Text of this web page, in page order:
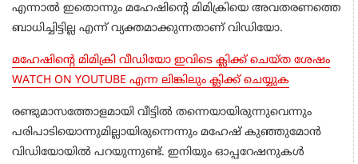
എന്നാൽ ഇതൊന്നും മഹേഷിന്റെ മിമിക്രിയെ അവതരണത്തെ
ബാധിച്ചിട്ടില്ല എന്ന് വ്യക്തമാക്കുന്നതാണ് വിഡിയോ. ​
മഹേഷിന്റെ മിമിക്രി വീഡിയോ ഇവിടെ ക്ലിക്ക് ചെയ്ത ശേഷം
WATCH ON YOUTUBE എന്ന ലിങ്കിലും ക്ലിക്ക് ചെയ്യുക
രണ്ടുമാസത്തോളമായി വീട്ടിൽ തന്നെയായിരുന്നുവെന്നും
പരിപാടിയൊന്നുമില്ലായിരുന്നെന്നും മഹേഷ് കുഞ്ഞുമോൻ
വിഡിയോയിൽ പറയുന്നുണ്ട്. ഇനിയും ഓപ്പറേഷനുകള്‍